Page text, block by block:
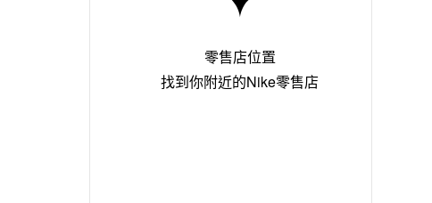
零售店位置
找到你附近的Nike零售店